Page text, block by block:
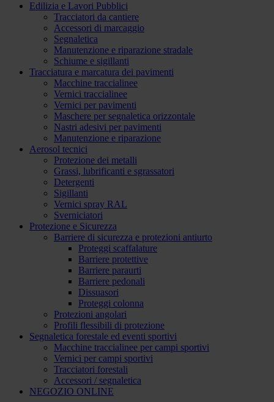
Edilizia e Lavori Pubblici
Tracciatori da cantiere
Accessori di marcaggio
Segnaletica
Manutenzione e riparazione stradale
Schiume e sigillanti
Tracciatura e marcatura dei pavimenti
Macchine traccialinee
Vernici traccialinee
Vernici per pavimenti
Maschere per segnaletica orizzontale
Nastri adesivi per pavimenti
Manutenzione e riparazione
Aerosol tecnici
Protezione dei metalli
Grassi, lubrificanti e sgrassatori
Detergenti
Sigillanti
Vernici spray RAL
Sverniciatori
Protezione e Sicurezza
Barriere di sicurezza e protezioni antiurto
Proteggi scaffalature
Barriere protettive
Barriere paraurti
Barriere pedonali
Dissuasori
Proteggi colonna
Protezioni angolari
Profili flessibili di protezione
Segnaletica forestale ed eventi sportivi
Macchine traccialinee per campi sportivi
Vernici per campi sportivi
Tracciatori forestali
Accessori / segnaletica
NEGOZIO ONLINE